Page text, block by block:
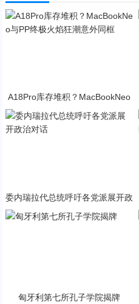
A18Pro库存堆积？MacBookNeo
与PP终极火焰狂潮意外同框
委内瑞拉代总统呼吁各党派展开政
匈牙利第七所孔子学院揭牌